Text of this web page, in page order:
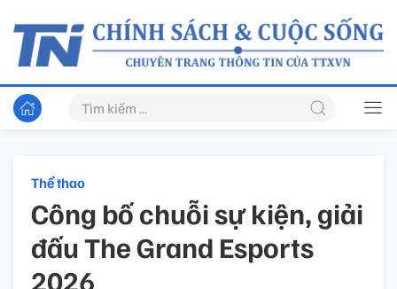
Thể thao
Công bố chuỗi sự kiện, giải
đấu The Grand Esports
2026